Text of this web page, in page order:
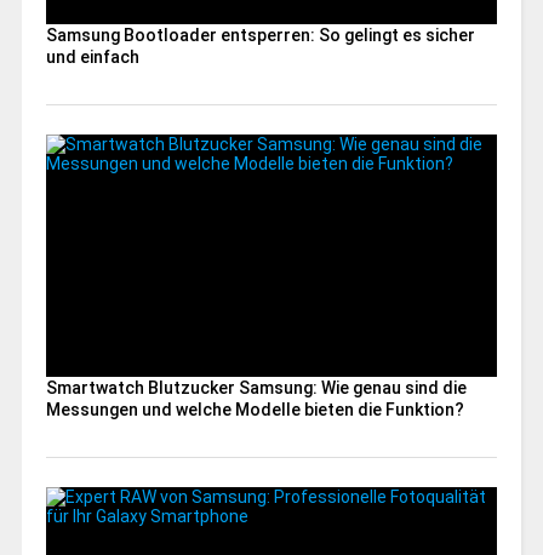
Samsung Bootloader entsperren: So gelingt es sicher
und einfach
Smartwatch Blutzucker Samsung: Wie genau sind die
Messungen und welche Modelle bieten die Funktion?